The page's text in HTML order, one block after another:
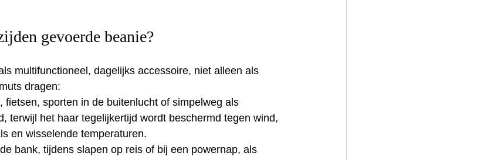
gevoerde beanie?
multifunctioneel, dagelijks accessoire, niet alleen als
dragen:
fietsen, sporten in de buitenlucht of simpelweg als
terwijl het haar tegelijkertijd wordt beschermd tegen wind,
en wisselende temperaturen.
de bank, tijdens slapen op reis of bij een powernap, als